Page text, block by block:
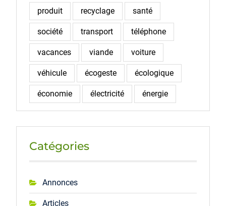
produit recyclage santé
société transport téléphone
vacances viande voiture
véhicule écogeste écologique
économie électricité énergie
Catégories
Annonces
Articles